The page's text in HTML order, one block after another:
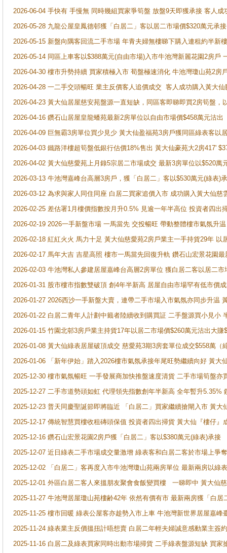
2026-06-04 手快有 手慢無 同時幾組買家爭筍盤 放盤9天即獲承接 客人
2026-05-28 九龍公屋皇鳳德邨獲「白居二」客以居二市場價$320萬元承接
2026-05-15 新盤向隅客回流二手市場 年青夫婦無樓睇下購入連租約半新
2026-05-14 同區上車客以$388萬元(自由市場)入市牛池灣新麗花園2房戶
2026-04-30 樓市升勢持續 買家積極入市 荀盤極速消化 牛池灣瓊山苑2房
2026-04-28 一二手交頭暢旺 業主反價客人追價成交 客人成功購入黃大
2026-04-23 黃大仙居屋慈安苑盤源一直短缺，同區客即睇即買2房筍盤，
2026-04-16 鑽石山居屋皇龍蟠苑最新2房單位以自由市場價$458萬元沽出
2026-04-09 巨無霸3房單位買少見少 黃大仙盈福苑3房戶獲同區綠表客以
2026-04-03 鐵路洋樓超筍盤低銀行估價18%售出 黃大仙豪苑大2房417'
2026-04-02 黃大仙慈愛苑上月錄5宗居二市場成交 最新3房單位以$520萬
2026-03-13 牛池灣嘉峰台高層3房戶，獲「白居二」客以$530萬元(綠表)
2026-03-12 為求與家人同住同座 白居二買家追價入市 成功購入黃大仙
2026-02-25 差估署1月樓價指數按月升0.5% 見逾一年半高位 投資者四
2026-02-19 2026一手新盤市場 一馬當先 交投暢旺 帶動整體樓市氣氛升
2026-02-18 紅紅火火 馬力十足 黃大仙慈愛苑2房戶業主一手持貨29年 以
2026-02-17 馬年大吉 吉星高照 樓市一馬當先回復升軌 鑽石山宏景花園
2026-02-03 牛池灣私人參建居屋嘉峰台高層2房單位 獲白居二客以居二市
2026-01-31 股市樓市指數雙破頂 創4年半新高 居屋自由市場罕有低市價
2026-01-27 2026西沙一手新盤大賣，連帶二手市場入市氣氛亦同步升温
2026-01-22 白居二青年人計劃中籤者陸續收到購買証 二手盤源買小見小
2026-01-15 竹園北邨3房戶業主持貨17年以居二市場價$260萬元沽出大賺
2026-01-08 黃大仙綠表居屋破頂成交 慈愛苑3期3房套單位成交$558萬（
2026-01-06 「新年伊始」踏入2026樓市氣氛承接年尾旺勢繼續向好 黃
2025-12-30 樓市氣氛暢旺 一手發展商加快推盤速度清貨 二手市場筍盤
2025-12-27 二手市道勢頭如虹 代理領先指數創年半新高 全年暫升5.35%
2025-12-23 普天同慶聖誕節即將臨近 「白居二」買家繼續搶閘入市 黃
2025-12-17 傳統智慧買樓收租磚頭保值 投資者四出掃貨 黃大仙『樓仔
2025-12-16 鑽石山宏景花園2房戶獲「白居二」客以$380萬元(綠表)承接
2025-12-07 近日綠表二手市場成交量激增 綠表客和白居二客於市場上
2025-12-02 「白居二」客再度入市牛池灣瓊山苑兩房單位 最新兩房以綠
2025-12-01 外區白居二客人來搵朋友聚會食飯變買樓 一睇即中 黃大仙
2025-11-27 牛池灣居屋瓊山苑樓齢42年 依然有價有市 最新兩房獲「白居
2025-11-25 樓市回暖 綠表公屋客亦趁勢入市上車 牛池灣新世界居屋嘉峰
2025-11-24 綠表業主反價搵扭計唔想賣 白居二年輕夫婦誠意感動業主簽
2025-11-16 白居二及綠表買家同時出動市場掃貨 二手綠表盤源短缺 買